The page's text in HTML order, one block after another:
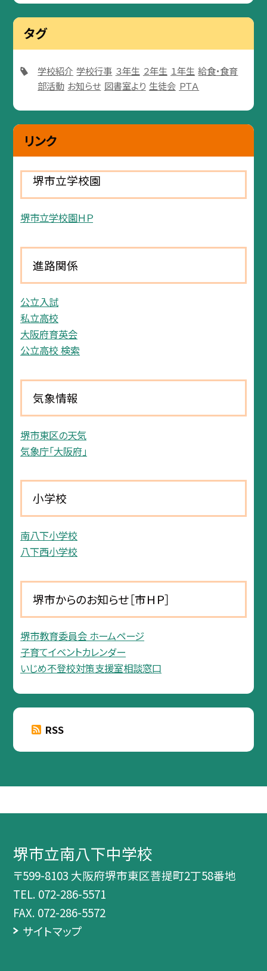
タグ
学校紹介 学校行事 ３年生 ２年生 １年生 給食・食育
部活動 お知らせ 図書室より 生徒会 ＰＴＡ
リンク
堺市立学校園
堺市立学校園ＨＰ
進路関係
公立入試
私立高校
大阪府育英会
公立高校 検索
気象情報
堺市東区の天気
気象庁「大阪府」
小学校
南八下小学校
八下西小学校
堺市からのお知らせ［市ＨＰ］
堺市教育委員会 ホームページ
子育てイベントカレンダー
いじめ不登校対策支援室相談窓口
RSS
堺市立南八下中学校
〒599-8103 大阪府堺市東区菩提町2丁58番地
TEL. 072-286-5571
FAX. 072-286-5572
サイトマップ